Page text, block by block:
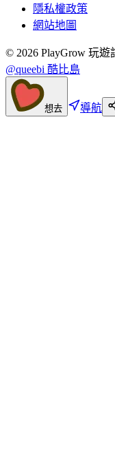
隱私權政策
網站地圖
© 2026 PlayGrow 玩遊
@queebi 酷比島
想去 導航